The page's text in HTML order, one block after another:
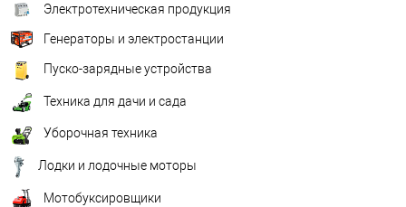
Электротехническая продукция
Генераторы и электростанции
Пуско-зарядные устройства
Техника для дачи и сада
Уборочная техника
Лодки и лодочные моторы
Мотобуксировщики